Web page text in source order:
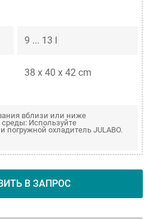
9 ... 13 l
38 x 40 x 42 cm
вблизи или ниже
Используйте
охладитель JULABO.
В ЗАПРОС